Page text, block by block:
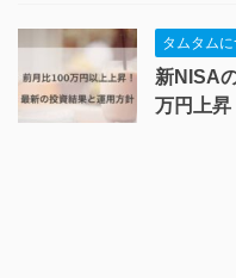
タムタム
新NISA
万円上